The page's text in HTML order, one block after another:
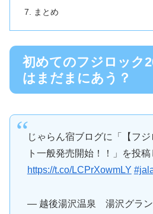
まとめ
初めてのフジロック
はまだまにあう？
じゃらん宿ブログに「【フ
ト一般発売開始！！」を投稿
https://t.co/LCPrXowmLY
— 越後湯沢温泉 湯沢グラン